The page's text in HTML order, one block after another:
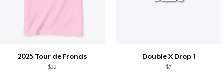
2025 Tour de Fronds
$22
Double X Drop 1
$7